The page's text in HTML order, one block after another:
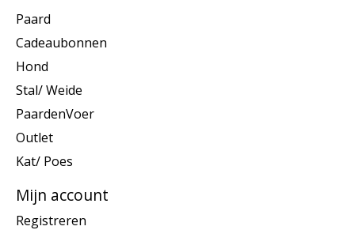
Paard
Cadeaubonnen
Hond
Stal/ Weide
PaardenVoer
Outlet
Kat/ Poes
Mijn account
Registreren